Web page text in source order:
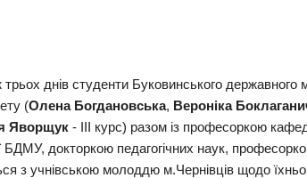
днів студенти Буковинського державного
(Олена Богдановська, Вероніка
Яворщук - ІІІ курс) разом із професоркою
БДМУ, докторкою педагогічних наук,
з учнівською молоддю м.Чернівців щодо